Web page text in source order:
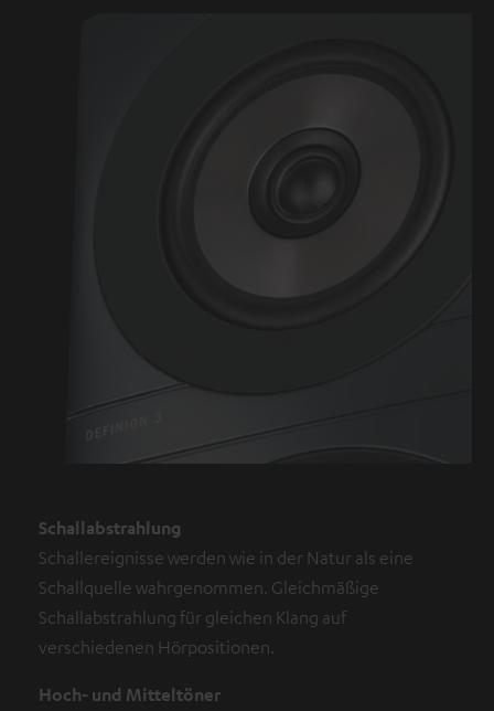
Schallabstrahlung
Schallereignisse werden wie in der Natur als eine
Schallquelle wahrgenommen. Gleichmäßige
Schallabstrahlung für gleichen Klang auf
verschiedenen Hörpositionen.
Hoch- und Mitteltöner